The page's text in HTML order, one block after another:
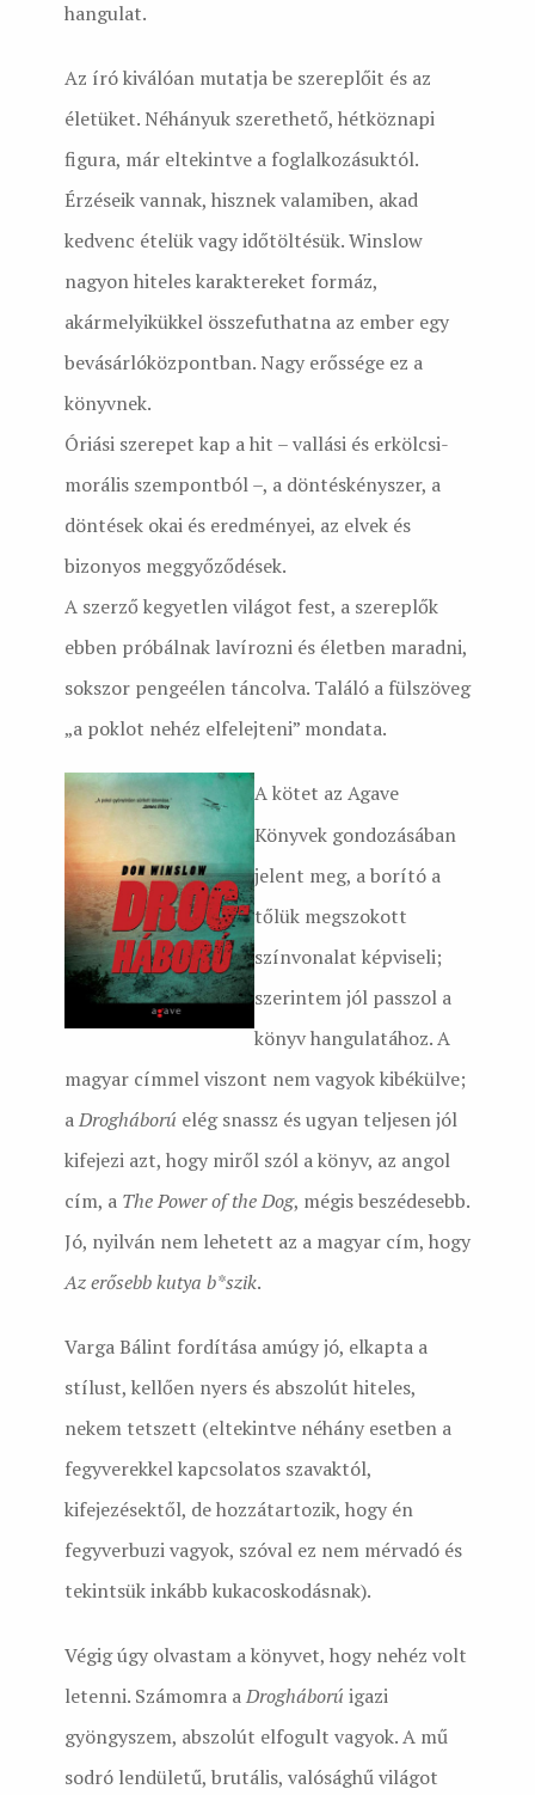
hangulat.
Az író kiválóan mutatja be szereplőit és az
életüket. Néhányuk szerethető, hétköznapi
figura, már eltekintve a foglalkozásuktól.
Érzéseik vannak, hisznek valamiben, akad
kedvenc ételük vagy időtöltésük. Winslow
nagyon hiteles karaktereket formáz,
akármelyikükkel összefuthatna az ember egy
bevásárlóközpontban. Nagy erőssége ez a
könyvnek.
Óriási szerepet kap a hit – vallási és erkölcsi-
morális szempontból –, a döntéskényszer, a
döntések okai és eredményei, az elvek és
bizonyos meggyőződések.
A szerző kegyetlen világot fest, a szereplők
ebben próbálnak lavírozni és életben maradni,
sokszor pengeélen táncolva. Találó a fülszöveg
„a poklot nehéz elfelejteni” mondata.
A kötet az Agave
Könyvek gondozásában
jelent meg, a borító a
tőlük megszokott
színvonalat képviseli;
szerintem jól passzol a
könyv hangulatához. A
magyar címmel viszont nem vagyok kibékülve;
aDrogháború elég snassz és ugyan teljesen jól
kifejezi azt, hogy miről szól a könyv, az angol
cím, a The Power of the Dog, mégis beszédesebb.
Jó, nyilván nem lehetett az a magyar cím, hogy
Az erősebb kutya b*szik.
Varga Bálint fordítása amúgy jó, elkapta a
stílust, kellően nyers és abszolút hiteles,
nekem tetszett (eltekintve néhány esetben a
fegyverekkel kapcsolatos szavaktól,
kifejezésektől, de hozzátartozik, hogy én
fegyverbuzi vagyok, szóval ez nem mérvadó és
tekintsük inkább kukacoskodásnak).
Végig úgy olvastam a könyvet, hogy nehéz volt
letenni. Számomra aDrogháború igazi
gyöngyszem, abszolút elfogult vagyok. A mű
sodró lendületű, brutális, valósághű világot